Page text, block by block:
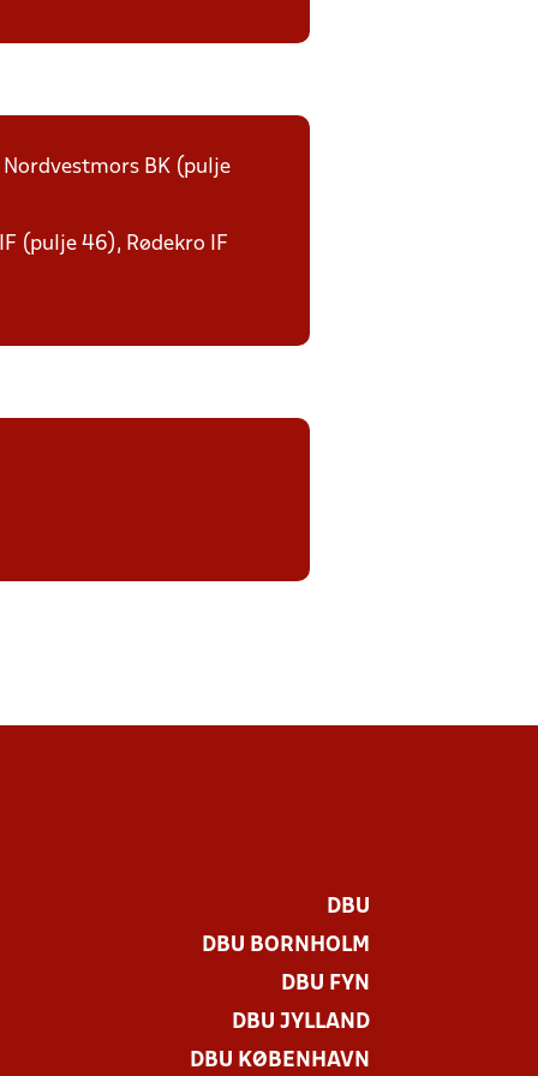
BK (pulje
(pulje 46), Rødekro IF
DBU
DBU BORNHOLM
DBU FYN
DBU JYLLAND
DBU KØBENHAVN